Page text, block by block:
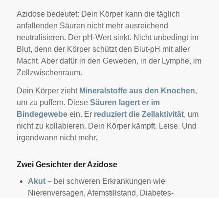
Azidose bedeutet: Dein Körper kann die täglich
anfallenden Säuren nicht mehr ausreichend
neutralisieren. Der pH-Wert sinkt. Nicht unbedingt im
Blut, denn der Körper schützt den Blut-pH mit aller
Macht. Aber dafür in den Geweben, in der Lymphe, im
Zellzwischenraum.
Dein Körper zieht Mineralstoffe aus den Knochen,
um zu puffern. Diese Säuren lagert er im
Bindegewebeein. Er reduziert die Zellaktivität, um
nicht zu kollabieren. Dein Körper kämpft. Leise. Und
irgendwann nicht mehr.
Zwei Gesichter der Azidose
Akut – bei schweren Erkrankungen wie
Nierenversagen, Atemstillstand, Diabetes-